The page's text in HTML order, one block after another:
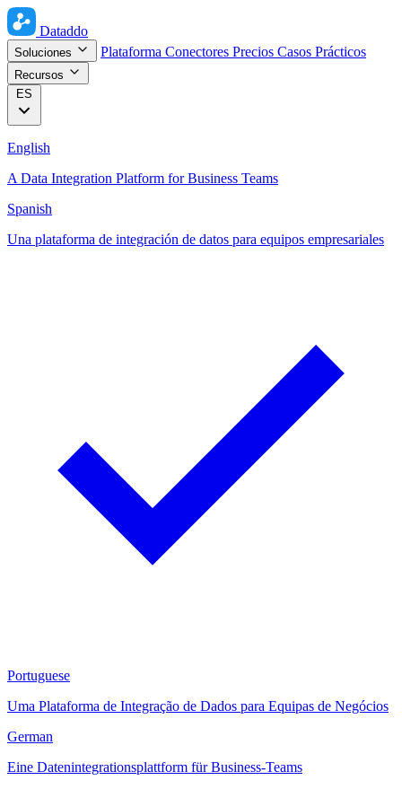
Dataddo
Soluciones Plataforma Conectores Precios Casos Prácticos
Recursos
ES
English
A Data Integration Platform for Business Teams
Spanish
Una plataforma de integración de datos para equipos empresariales
Portuguese
Uma Plataforma de Integração de Dados para Equipas de Negócios
German
Eine Datenintegrationsplattform für Business-Teams